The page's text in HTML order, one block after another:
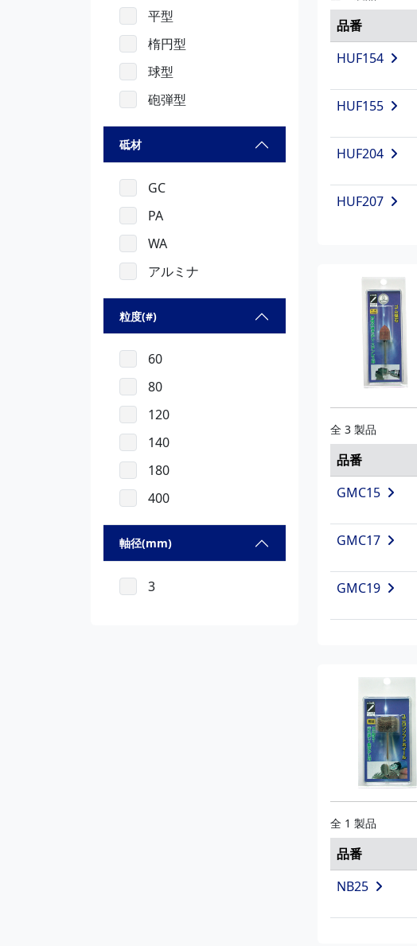
平型
楕円型
球型
砲弾型
砥材
GC
PA
WA
アルミナ
粒度(#)
60
80
120
140
180
400
軸径(mm)
3
品番
HUF154
HUF155
HUF204
HUF207
HUF257
全 3 製品
品番
GMC15
GMC17
GMC19
全 1 製品
品番
NB25